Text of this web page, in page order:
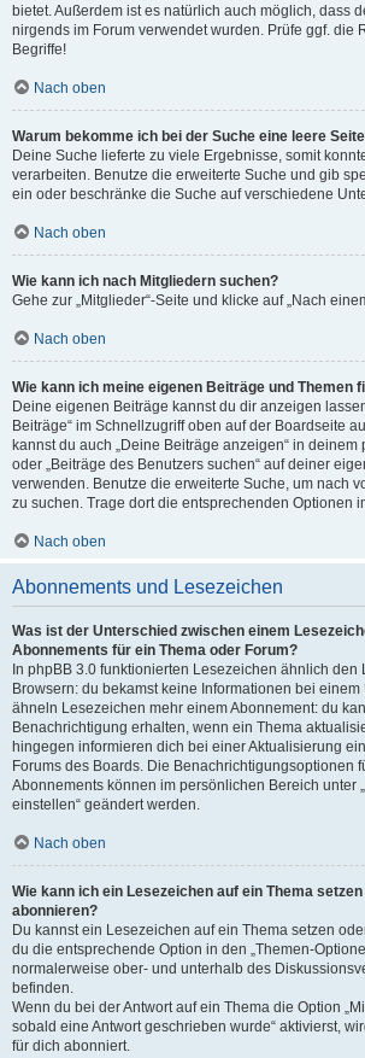
bietet. Außerdem ist es natürlich auch möglich, dass
nirgends im Forum verwendet wurden. Prüfe ggf. die
Begriffe!
Nach oben
Warum bekomme ich bei der Suche eine leere
Deine Suche lieferte zu viele Ergebnisse, somit
verarbeiten. Benutze die erweiterte Suche und gib
ein oder beschränke die Suche auf verschiedene
Nach oben
Wie kann ich nach Mitgliedern suchen?
Gehe zur „Mitglieder“-Seite und klicke auf „Nach
Nach oben
Wie kann ich meine eigenen Beiträge und Themen
Deine eigenen Beiträge kannst du dir anzeigen
Beiträge“ im Schnellzugriff oben auf der Boardseite
kannst du auch „Deine Beiträge anzeigen“ in
oder „Beiträge des Benutzers suchen“ auf deiner
verwenden. Benutze die erweiterte Suche, um nach
zu suchen. Trage dort die entsprechenden Optionen
Nach oben
Abonnements und Lesezeichen
Was ist der Unterschied zwischen einem
Abonnements für ein Thema oder Forum?
In phpBB 3.0 funktionierten Lesezeichen ähnlich den
Browsern: du bekamst keine Informationen bei
ähneln Lesezeichen mehr einem Abonnement: du
Benachrichtigung erhalten, wenn ein Thema
hingegen informieren dich bei einer Aktualisierung
Forums des Boards. Die Benachrichtigungsoptionen
Abonnements können im persönlichen Bereich unter
einstellen“ geändert werden.
Nach oben
Wie kann ich ein Lesezeichen auf ein Thema
abonnieren?
Du kannst ein Lesezeichen auf ein Thema setzen
du die entsprechende Option in den „Themen-
normalerweise ober- und unterhalb des
befinden.
Wenn du bei der Antwort auf ein Thema die Option
sobald eine Antwort geschrieben wurde“ aktivierst,
für dich abonniert.